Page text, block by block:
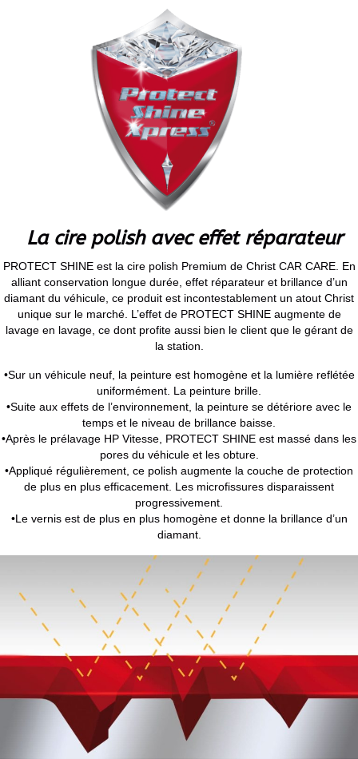
La cire polish avec effet réparateur
PROTECT SHINE est la cire polish Premium de Christ CAR CARE. En
alliant conservation longue durée, effet réparateur et brillance d’un
diamant du véhicule, ce produit est incontestablement un atout Christ
unique sur le marché. L’effet de PROTECT SHINE augmente de
lavage en lavage, ce dont profite aussi bien le client que le gérant de
la station.
•Sur un véhicule neuf, la peinture est homogène et la lumière reflétée
uniformément. La peinture brille.
•Suite aux effets de l’environnement, la peinture se détériore avec le
temps et le niveau de brillance baisse.
•Après le prélavage HP Vitesse, PROTECT SHINE est massé dans les
pores du véhicule et les obture.
•Appliqué régulièrement, ce polish augmente la couche de protection
de plus en plus efficacement. Les microfissures disparaissent
progressivement.
•Le vernis est de plus en plus homogène et donne la brillance d’un
diamant.